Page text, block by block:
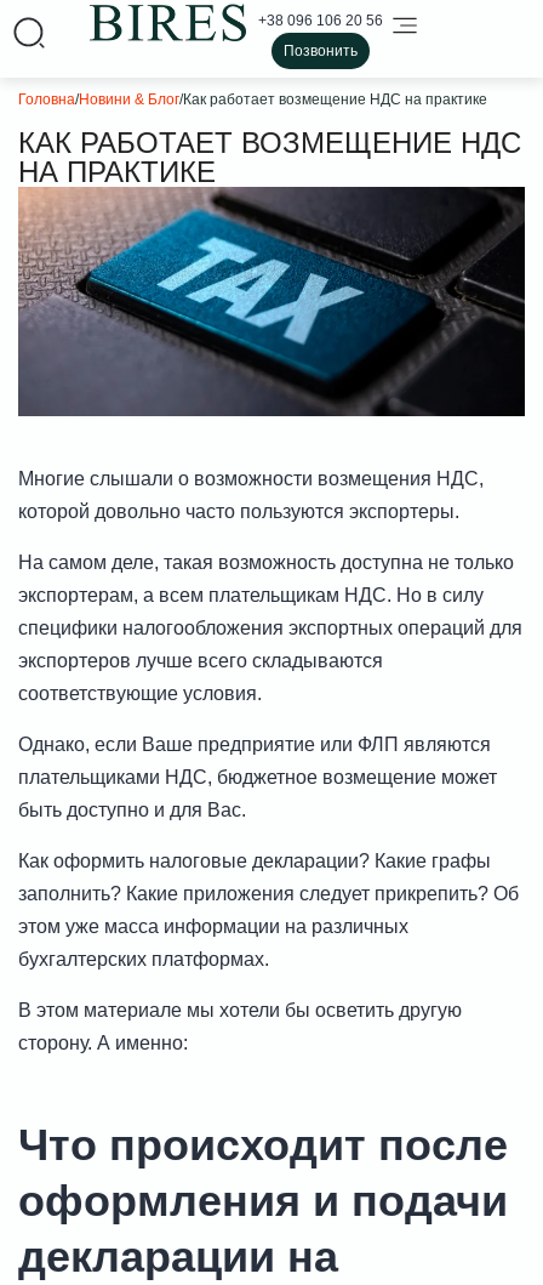
+38 096 106 20 56
Позвонить
Головна/Новини & Блог/Как работает возмещение НДС на практике
КАК РАБОТАЕТ ВОЗМЕЩЕНИЕ НДС
НА ПРАКТИКЕ
Многие слышали о возможности возмещения НДС,
которой довольно часто пользуются экспортеры.
На самом деле, такая возможность доступна не только
экспортерам, а всем плательщикам НДС. Но в силу
специфики налогообложения экспортных операций для
экспортеров лучше всего складываются
соответствующие условия.
Однако, если Ваше предприятие или ФЛП являются
плательщиками НДС, бюджетное возмещение может
быть доступно и для Вас.
Как оформить налоговые декларации? Какие графы
заполнить? Какие приложения следует прикрепить? Об
этом уже масса информации на различных
бухгалтерских платформах.
В этом материале мы хотели бы осветить другую
сторону. А именно:
Что происходит после
оформления и подачи
декларации на